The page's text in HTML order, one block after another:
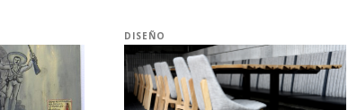
DISEÑO